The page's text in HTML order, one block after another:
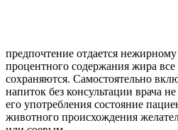
предпочтение отдается
процентного содержания жира
сохраняются. Самостоятельно
напиток без консультации врача
его употребления состояние
животного происхождения